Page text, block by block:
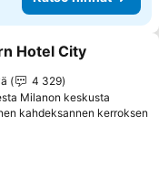
Hotel City
4 329
Milanon keskusta
kahdeksannen kerroksen